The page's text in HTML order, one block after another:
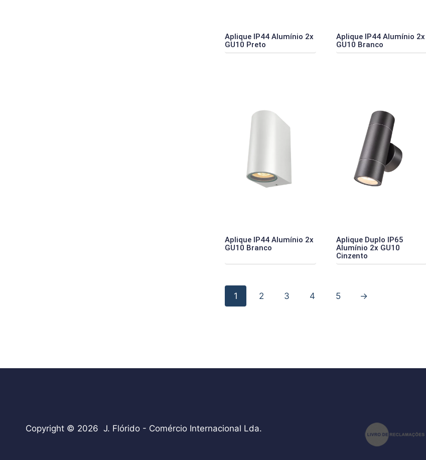
Aplique IP44 Alumínio 2x
GU10 Preto
Aplique IP44 Alumínio 2x
GU10 Branco
Aplique IP44 Alumínio 2x
GU10 Branco
Aplique Duplo IP65
Alumínio 2x GU10
Cinzento
1 2 3 4 5 →
Copyright © 2026 J. Flórido - Comércio Internacional Lda.